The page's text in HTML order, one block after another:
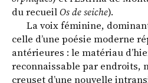
du recueilOs de seiche).
La voix féminine,
celle d’une poésie moderne
antérieures : le matériau
reconnaissable par endroits,
creuset d’une nouvelle